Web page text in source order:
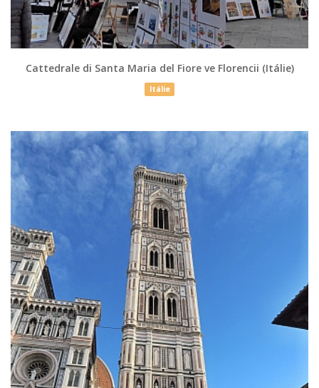
Cattedrale di Santa Maria del Fiore ve Florencii (Itálie)
Itálie